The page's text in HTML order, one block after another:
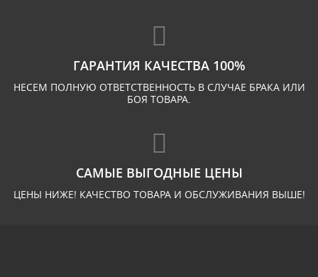
ГАРАНТИЯ КАЧЕСТВА 100%
НЕСЕМ ПОЛНУЮ ОТВЕТСТВЕННОСТЬ В СЛУЧАЕ БРАКА ИЛИ
БОЯ ТОВАРА.
САМЫЕ ВЫГОДНЫЕ ЦЕНЫ
ЦЕНЫ НИЖЕ! КАЧЕСТВО ТОВАРА И ОБСЛУЖИВАНИЯ ВЫШЕ!